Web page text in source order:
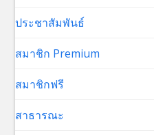
ประชาสัมพันธ์
สมาชิก Premium
สมาชิกฟรี
สาธารณะ